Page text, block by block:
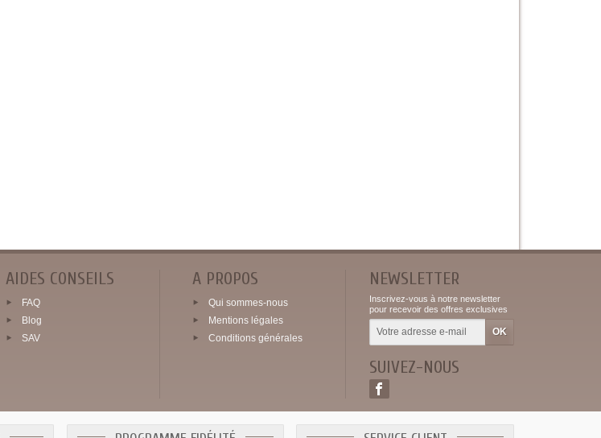
AIDES CONSEILS
FAQ
Blog
SAV
A PROPOS
Qui sommes-nous
Mentions légales
Conditions générales
NEWSLETTER
Inscrivez-vous à notre newsletter
pour recevoir des offres exclusives
SUIVEZ-NOUS